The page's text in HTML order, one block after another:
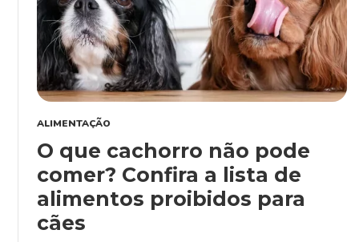
Saúde
ALIMENTAÇÃO
O que cachorro não pode
comer? Confira a lista de
alimentos proibidos para
cães